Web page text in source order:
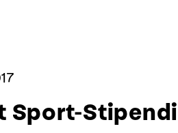
Sport-